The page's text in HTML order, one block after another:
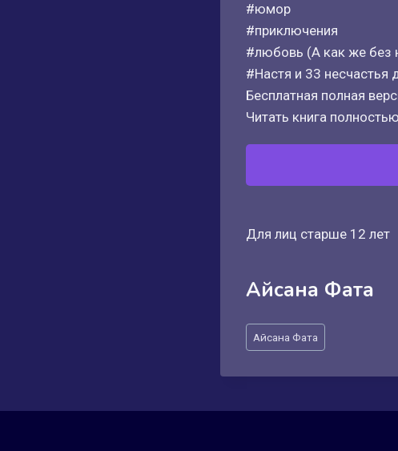
#юмор
#приключения
#любовь (А как же без
#Настя и 33 несчастья
Бесплатная полная
Читать книга
Для лиц старше 12 лет
Айсана Фата
Метки
записи:
Айсана Фата